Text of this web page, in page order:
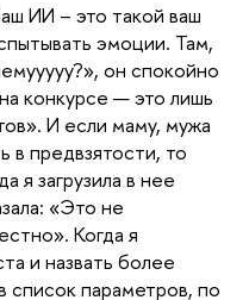
ИИ – это такой ваш
эмоции. Там,
он спокойно
конкурсе — это лишь
И если маму, мужа
в предвзятости, то
я загрузила в нее
«Это не
Когда я
и назвать более
список параметров, по